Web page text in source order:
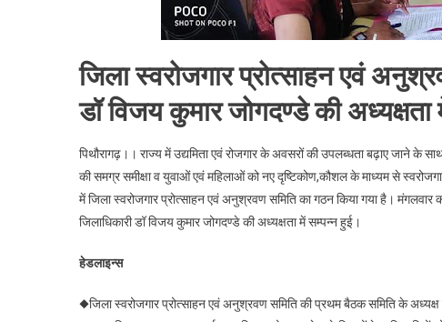
।।
Web
जिला स्वरोजगार प्रोत्साहन एवं
डॉ विजय कुमार जोगदण्डे की
पिथौरागढ़।। राज्य में उद्यमिता एवं रोजगार के अवसरों की उपलब्धता बढ़ाए जाने के
की समग्र समीक्षा व युवाओं एवं महिलाओं को नए दृष्टिकोण,कौशल के माध्यम से
में जिला स्वरोजगार प्रोत्साहन एवं अनुश्रवण समिति का गठन किया गया है।
जिलाधिकारी डॉ विजय कुमार जोगदण्डे की अध्यक्षता में सम्पन्न हुई।
हेडलाइन्स
◆जिला स्वरोजगार प्रोत्साहन एवं अनुश्रवण समिति की प्रथम बैठक समिति के अध्यक्ष